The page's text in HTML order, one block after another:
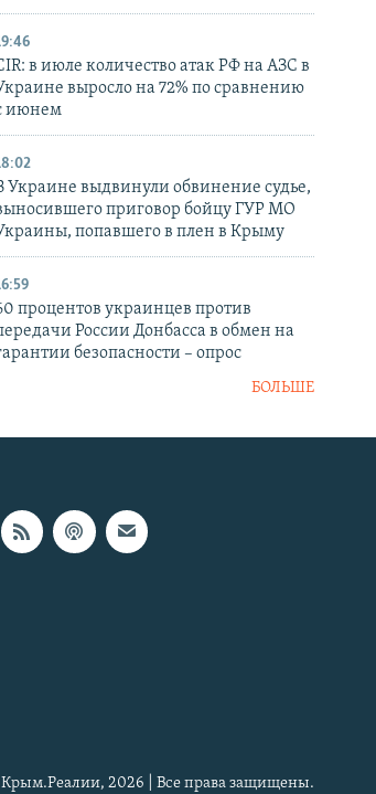
в июле количество атак РФ на АЗС в
выросло на 72% по сравнению
июнем
Украине выдвинули обвинение судье,
приговор бойцу ГУР МО
попавшего в плен в Крыму
процентов украинцев против
России Донбасса в обмен на
безопасности – опрос
БОЛЬШЕ
2026 | Все права защищены.